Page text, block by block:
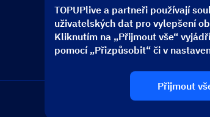
TOPUPlive a partneři používají
uživatelských dat pro vylepšení
Kliknutím na „Přijmout vše“
pomocí „Přizpůsobit“ či v
Přijmout